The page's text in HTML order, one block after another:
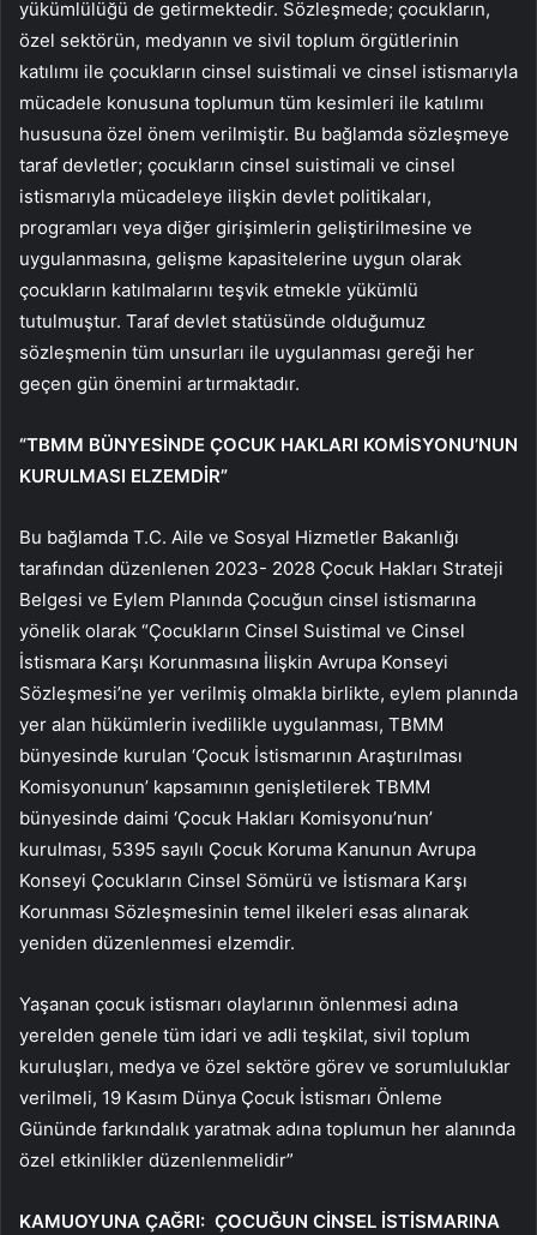
yükümlülüğü de getirmektedir. Sözleşmede; çocukların,
özel sektörün, medyanın ve sivil toplum örgütlerinin
katılımı ile çocukların cinsel suistimali ve cinsel istismarıyla
mücadele konusuna toplumun tüm kesimleri ile katılımı
hususuna özel önem verilmiştir. Bu bağlamda sözleşmeye
taraf devletler; çocukların cinsel suistimali ve cinsel
istismarıyla mücadeleye ilişkin devlet politikaları,
programları veya diğer girişimlerin geliştirilmesine ve
uygulanmasına, gelişme kapasitelerine uygun olarak
çocukların katılmalarını teşvik etmekle yükümlü
tutulmuştur. Taraf devlet statüsünde olduğumuz
sözleşmenin tüm unsurları ile uygulanması gereği her
geçen gün önemini artırmaktadır.
“TBMM BÜNYESİNDE ÇOCUK HAKLARI KOMİSYONU’NUN
KURULMASI ELZEMDİR”
Bu bağlamda T.C. Aile ve Sosyal Hizmetler Bakanlığı
tarafından düzenlenen 2023- 2028 Çocuk Hakları Strateji
Belgesi ve Eylem Planında Çocuğun cinsel istismarına
yönelik olarak “Çocukların Cinsel Suistimal ve Cinsel
İstismara Karşı Korunmasına İlişkin Avrupa Konseyi
Sözleşmesi’ne yer verilmiş olmakla birlikte, eylem planında
yer alan hükümlerin ivedilikle uygulanması, TBMM
bünyesinde kurulan ‘Çocuk İstismarının Araştırılması
Komisyonunun’ kapsamının genişletilerek TBMM
bünyesinde daimi ‘Çocuk Hakları Komisyonu’nun’
kurulması, 5395 sayılı Çocuk Koruma Kanunun Avrupa
Konseyi Çocukların Cinsel Sömürü ve İstismara Karşı
Korunması Sözleşmesinin temel ilkeleri esas alınarak
yeniden düzenlenmesi elzemdir.
Yaşanan çocuk istismarı olaylarının önlenmesi adına
yerelden genele tüm idari ve adli teşkilat, sivil toplum
kuruluşları, medya ve özel sektöre görev ve sorumluluklar
verilmeli, 19 Kasım Dünya Çocuk İstismarı Önleme
Gününde farkındalık yaratmak adına toplumun her alanında
özel etkinlikler düzenlenmelidir”
KAMUOYUNA ÇAĞRI: ÇOCUĞUN CİNSEL İSTİSMARINA